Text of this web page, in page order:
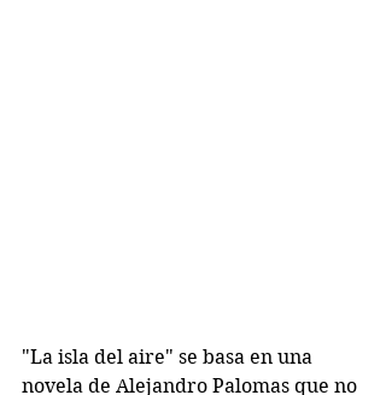
"La isla del aire" se basa en una
novela de Alejandro Palomas que no